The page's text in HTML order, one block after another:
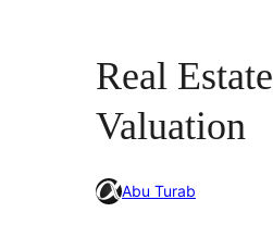
Real Estate
Valuation
Abu Turab